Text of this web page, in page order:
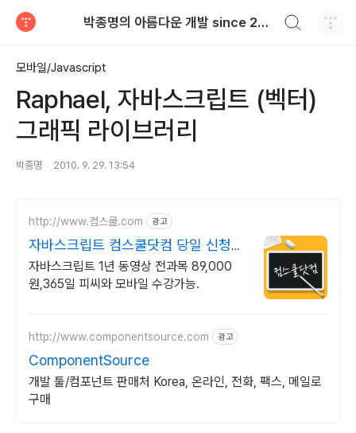
박종명의 아름다운 개발 since 2010.06
모바일/Javascript
Raphael, 자바스크립트 (벡터)
그래픽 라이브러리
박종명 2010. 9. 29. 13:54
http://www.컴스쿨.com 광고
자바스크립트 컴스쿨닷컴 당일 신청&
결제시 기프티콘!
자바스크립트 1년 동영상 전과목 89,000
원,365일 피씨와 모바일 수강가능.
http://www.componentsource.com 광고
ComponentSource
개발 툴/컴포넌트 판매처 Korea, 온라인, 전화, 팩스, 메일로
구매